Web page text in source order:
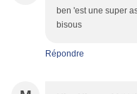
ben 'est une super
bisous
Répondre